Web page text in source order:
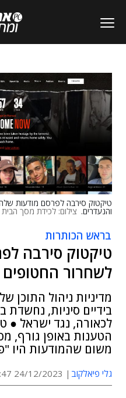
טיקטוק סירבה לפרסם מודעות
והנעדרים. צילום: לכידת מסך
בראש הכותרות
טיקטוק סירבה
לשחרור
מדיניות ניהול
בידיים סיניות, נחשדת
לכאורה, נגד ישראל
הטענות באופן גורף,
משום שהמודעות היו
גלי פיאלקוב 24/12/2023 16:47